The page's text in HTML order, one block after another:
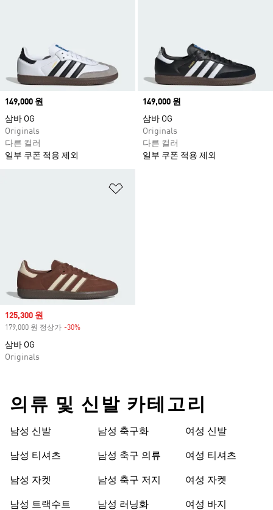
Price
149,000 원
삼바 OG
Originals
다른 컬러
일부 쿠폰 적용 제외
Price
149,000 원
삼바 OG
Originals
다른 컬러
일부 쿠폰 적용 제외
Sale price
125,300 원
179,000 원 정상가 -30%
삼바 OG
Originals
의류 및 신발 카테고리
남성 신발
남성 티셔츠
남성 자켓
남성 트랙수트
남성 축구화
남성 축구 의류
남성 축구 저지
남성 러닝화
여성 신발
여성 티셔츠
여성 자켓
여성 바지